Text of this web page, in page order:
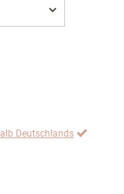
Deutschlands